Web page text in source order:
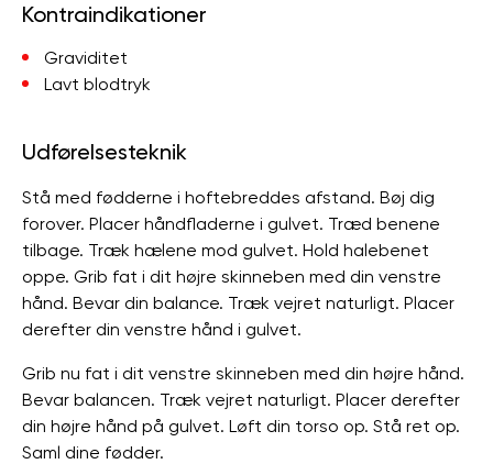
Kontraindikationer
Graviditet
Lavt blodtryk
Udførelsesteknik
Stå med fødderne i hoftebreddes afstand. Bøj dig
forover. Placer håndfladerne i gulvet. Træd benene
tilbage. Træk hælene mod gulvet. Hold halebenet
oppe. Grib fat i dit højre skinneben med din venstre
hånd. Bevar din balance. Træk vejret naturligt. Placer
derefter din venstre hånd i gulvet.
Grib nu fat i dit venstre skinneben med din højre hånd.
Bevar balancen. Træk vejret naturligt. Placer derefter
din højre hånd på gulvet. Løft din torso op. Stå ret op.
Saml dine fødder.